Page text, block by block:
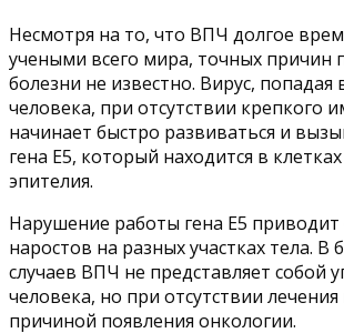
Несмотря на то, что ВПЧ долгое
учеными всего мира, точных причин
болезни не известно. Вирус, попадая
человека, при отсутствии крепкого
начинает быстро развиваться и
гена Е5, который находится в
эпителия.
Нарушение работы гена Е5
наростов на разных участках тела. В
случаев ВПЧ не представляет собой
человека, но при отсутствии
причиной появления онкологии.